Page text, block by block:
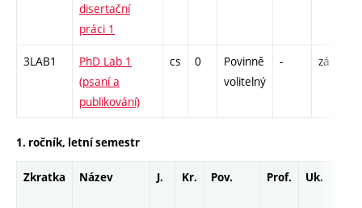
disertační
práci 1
3LAB1
PhD Lab 1
(psaní a
publikování)
cs 0
Povinně
volitelný
- zá
1. ročník, letní semestr
Zkratka Název J. Kr. Pov. Prof. Uk.